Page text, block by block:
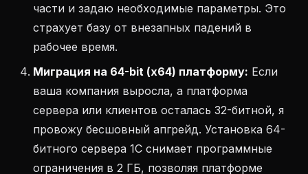
части и задаю необходимые параметры. Это
страхует базу от внезапных падений в
рабочее время.
Миграция на 64-bit (x64) платформу: Если
ваша компания выросла, а платформа
сервера или клиентов осталась 32-битной, я
провожу бесшовный апгрейд. Установка 64-
битного сервера 1С снимает программные
ограничения в 2 ГБ, позволяя платформе